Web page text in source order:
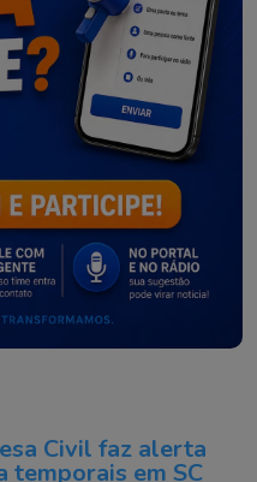
Civil faz alerta
temporais em SC